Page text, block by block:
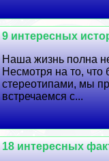
9 интересных
Наша жизнь полна
Несмотря на то,
стереотипами, мы
встречаемся с...
18 интересных